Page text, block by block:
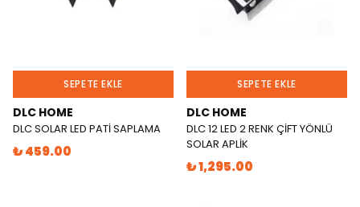
SEPETE EKLE
DLC HOME
DLC SOLAR LED PATİ SAPLAMA
₺ 459.00
SEPETE EKLE
DLC HOME
DLC 12 LED 2 RENK ÇİFT YÖNLÜ
SOLAR APLİK
₺ 1,295.00